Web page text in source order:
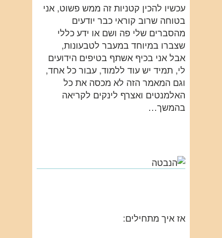
עכשיו להכין קטניות זה ממש פשוט, אני
בטוחה שרוב קוראי כבר יודעים
מהסברים שלי פה ושם או ידע כללי
שצברו במיוחד במעבר לטבעונות,
אבל אני בכיף אשתף בטיפים הידועים
לי, תמיד יש עוד ללמוד, עבור כל אחד,
וגם המאמר הזה לא מכסה את כל
האלמנטים ואצרף לינקים לקריאה
בהמשך…
אז איך מתחילים: